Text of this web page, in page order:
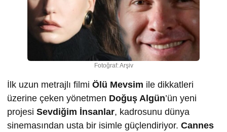
Fotoğraf: Arşiv
İlk uzun metrajlı filmi Ölü Mevsim ile dikkatleri
üzerine çeken yönetmen Doğuş Algün’ün yeni
projesi Sevdiğim İnsanlar, kadrosunu dünya
sinemasından usta bir isimle güçlendiriyor. Cannes